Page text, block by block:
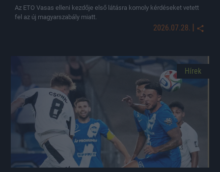
Az ETO Vasas elleni kezdője első látásra komoly kérdéseket vetett
fel az új magyarszabály miatt.
2026.07.28. |
Hírek